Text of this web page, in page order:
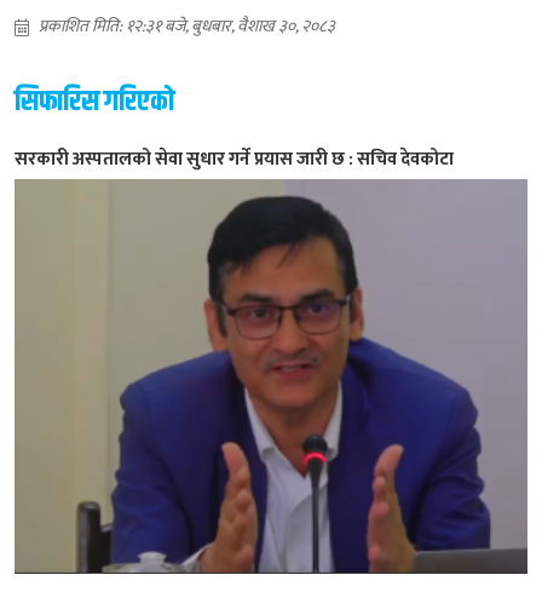
प्रकाशित मिति: १२:३१ बजे, बुधबार, वैशाख ३०, २०८३
सिफारिस गरिएको
सरकारी अस्पतालको सेवा सुधार गर्ने प्रयास जारी छ : सचिव देवकोटा